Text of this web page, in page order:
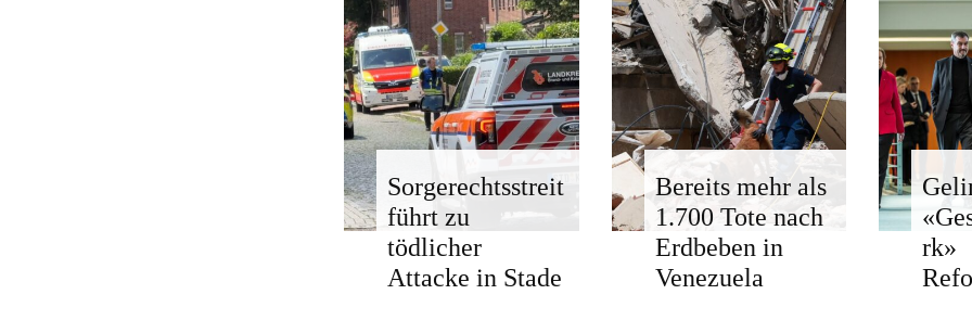
Sorgerechtsstreit
führt zu
tödlicher
Attacke in Stade
Bereits mehr als
1.700 Tote nach
Erdbeben in
Venezuela
rk»